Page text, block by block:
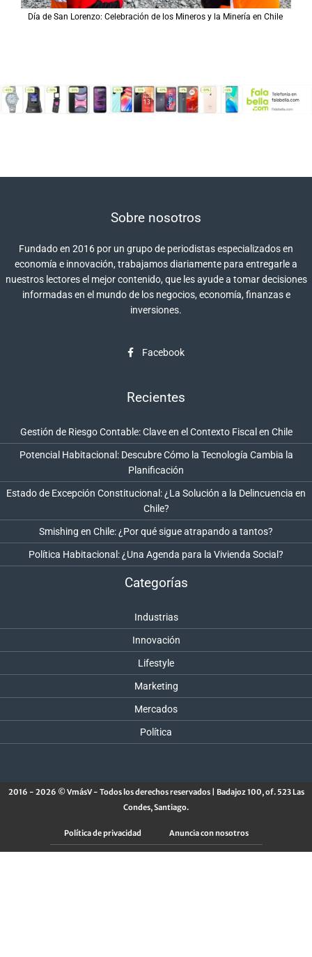
Día de San Lorenzo: Celebración de los Mineros y la Minería en Chile
Sobre nosotros
Fundado en 2016 por un grupo de periodistas especializados en
economía e innovación, trabajamos diariamente para entregarle a
nuestros lectores el mejor contenido, que les ayude a tomar decisiones
informadas en el mundo de los negocios, economía, finanzas e
inversiones.
Facebook
Recientes
Gestión de Riesgo Contable: Clave en el Contexto Fiscal en Chile
Potencial Habitacional: Descubre Cómo la Tecnología Cambia la
Planificación
Estado de Excepción Constitucional: ¿La Solución a la Delincuencia en
Chile?
Smishing en Chile: ¿Por qué sigue atrapando a tantos?
Política Habitacional: ¿Una Agenda para la Vivienda Social?
Categorías
Industrias
Innovación
Lifestyle
Marketing
Mercados
Política
2016 - 2026 © VmásV - Todos los derechos reservados | Badajoz 100, of. 523 Las
Condes, Santiago.
Política de privacidad Anuncia con nosotros